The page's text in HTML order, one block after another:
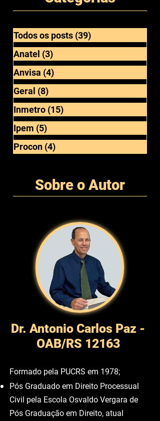
Categorias
Todos os posts(39)39 posts
Anatel(3)3 posts
Anvisa(4)4 posts
Geral(8)8 posts
Inmetro(15)15 posts
Procon(4)4 posts
Sobre o Autor
Dr. Antonio Carlos Paz -
OAB/RS 12163
Formado pela PUCRS em 1978;